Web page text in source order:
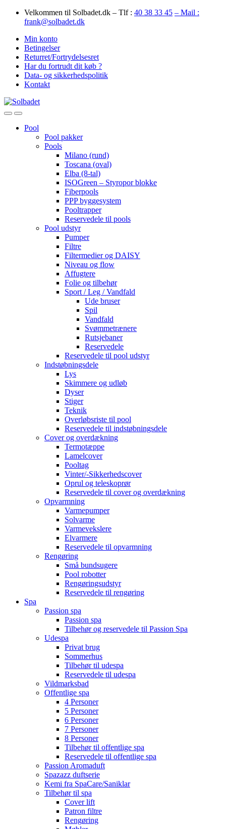
Skip
Skip
Velkommen til Solbadet.dk – Tlf : 40 38 33 45 – Mail :
frank@solbadet.dk
Min konto
Betingelser
Returret/Fortrydelsesret
Har du fortrudt dit køb ?
Data- og sikkerhedspolitik
Kontakt
OpenClose
Pool
Pool pakker
Pools
Milano (rund)
Toscana (oval)
Elba (8-tal)
ISOGreen – Styropor blokke
Fiberpools
PPP byggesystem
Pooltrapper
Reservedele til pools
Pool udstyr
Pumper
Filtre
Filtermedier og DAISY
Niveau og flow
Affugtere
Folie og tilbehør
Sport / Leg / Vandfald
Ude bruser
Spil
Vandfald
Svømmetrænere
Rutsjebaner
Reservedele
Reservedele til pool udstyr
Indstøbningsdele
Lys
Skimmere og udløb
Dyser
Stiger
Teknik
Overløbsriste til pool
Reservedele til indstøbningsdele
Cover og overdækning
Termotæppe
Lamelcover
Pooltag
Vinter/-Sikkerhedscover
Oprul og teleskoprør
Reservedele til cover og overdækning
Opvarmning
Varmepumper
Solvarme
Varmevekslere
Elvarmere
Reservedele til opvarmning
Rengøring
Små bundsugere
Pool robotter
Rengøringsudstyr
Reservedele til rengøring
Spa
Passion spa
Passion spa
Tilbehør og reservedele til Passion Spa
Udespa
Privat brug
Sommerhus
Tilbehør til udespa
Reservedele til udespa
Vildmarksbad
Offentlige spa
4 Personer
5 Personer
6 Personer
7 Personer
8 Personer
Tilbehør til offentlige spa
Reservedele til offentlige spa
Passion Aromaduft
Spazazz duftserie
Kemi fra SpaCare/Saniklar
Tilbehør til spa
Cover lift
Patron filtre
Rengøring